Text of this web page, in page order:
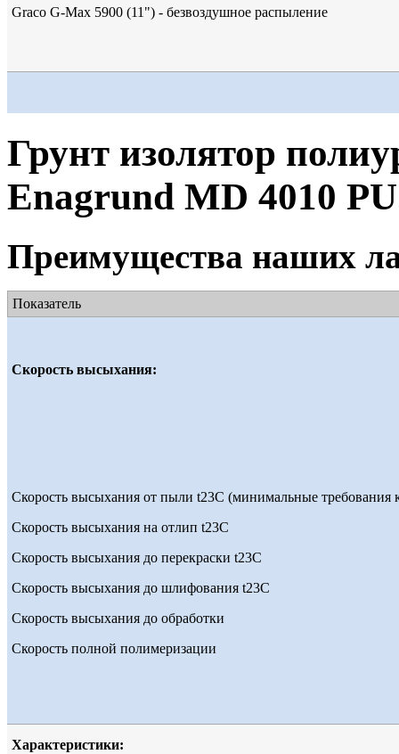
Graco G-Max 5900 (11") - безвоздушное распыление
Грунт изолятор
Enagrund MD 4010
Преимущества наших
Показатель
Скорость высыхания:
Скорость высыхания от пыли t23С (минимальные требования
Скорость высыхания на отлип t23С
Скорость высыхания до перекраски t23С
Скорость высыхания до шлифования t23С
Скорость высыхания до обработки
Скорость полной полимеризации
Характеристики: